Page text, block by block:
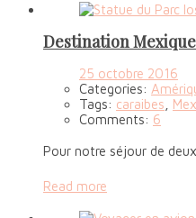
Destination Mexique
25 octobre 2016
Categories:
Tags: caraibes
Comments: 6
Pour notre séjour de
Read more